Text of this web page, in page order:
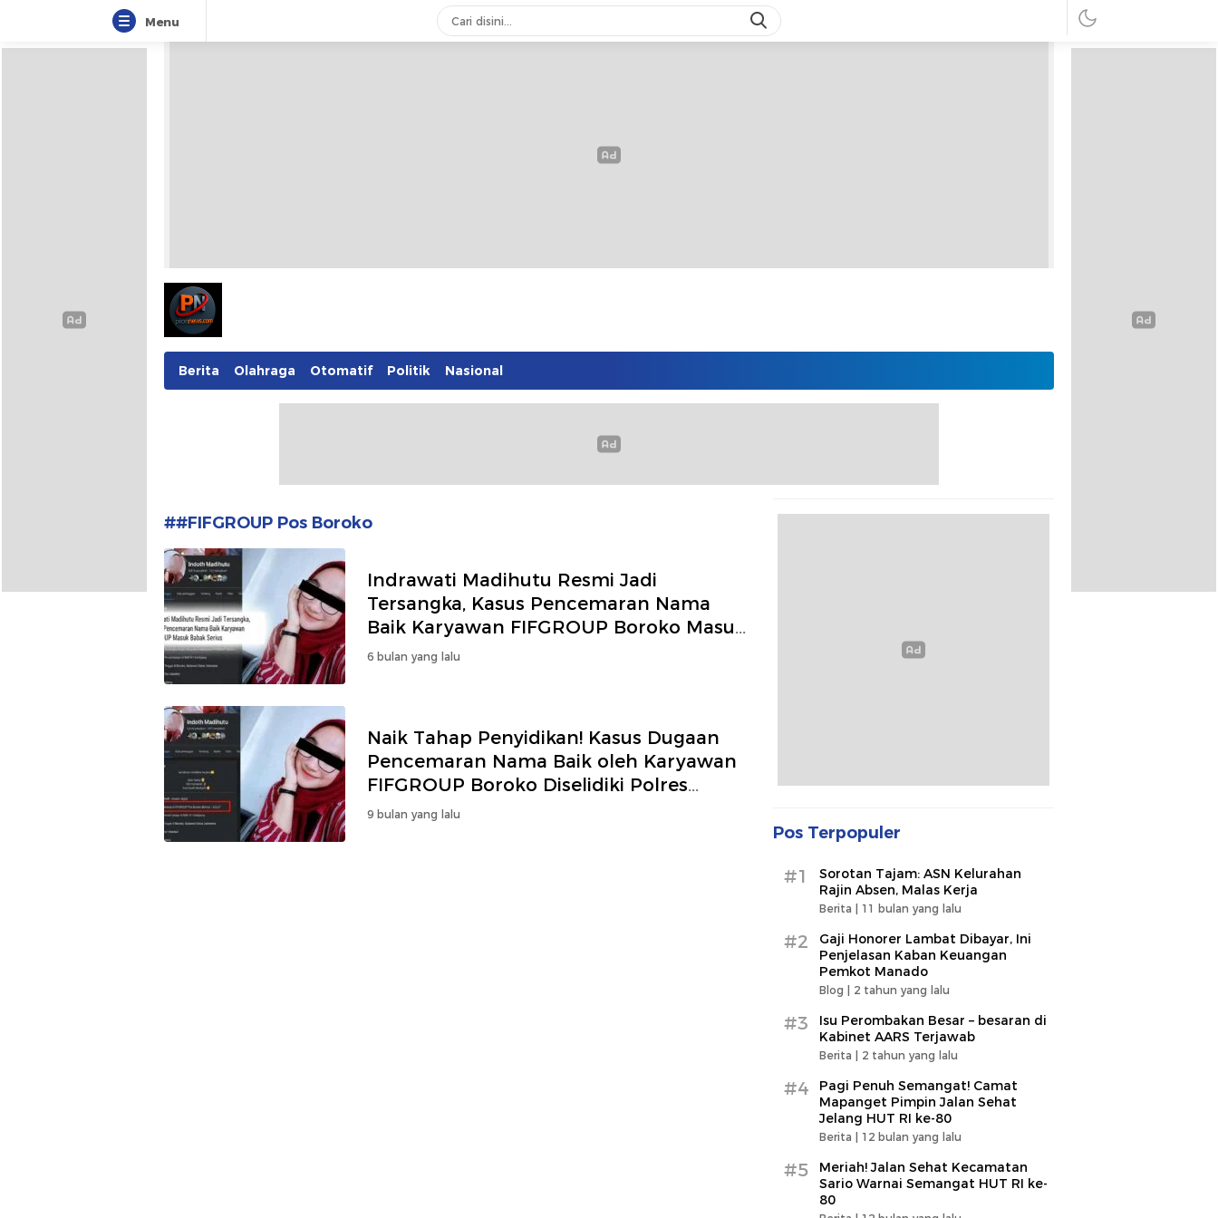
Menu
Pionnews
Berita Olahraga Otomatif Politik Nasional
##FIFGROUP Pos Boroko
Indrawati Madihutu Resmi Jadi
Tersangka, Kasus Pencemaran Nama
Baik Karyawan FIFGROUP Boroko Masuk
Babak Serius
6 bulan yang lalu
Naik Tahap Penyidikan! Kasus Dugaan
Pencemaran Nama Baik oleh Karyawan
FIFGROUP Boroko Diselidiki Polres
Bolmut
9 bulan yang lalu
Pos Terpopuler
#1
Sorotan Tajam: ASN Kelurahan
Rajin Absen, Malas Kerja
Berita | 11 bulan yang lalu
#2
Gaji Honorer Lambat Dibayar, Ini
Penjelasan Kaban Keuangan
Pemkot Manado
Blog | 2 tahun yang lalu
#3
Isu Perombakan Besar – besaran di
Kabinet AARS Terjawab
Berita | 2 tahun yang lalu
#4
Pagi Penuh Semangat! Camat
Mapanget Pimpin Jalan Sehat
Jelang HUT RI ke-80
Berita | 12 bulan yang lalu
#5
Meriah! Jalan Sehat Kecamatan
Sario Warnai Semangat HUT RI ke-
80